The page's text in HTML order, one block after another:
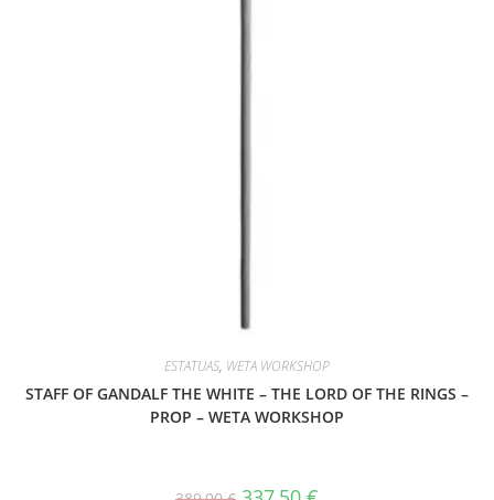
ESTATUAS, WETA WORKSHOP
STAFF OF GANDALF THE WHITE – THE LORD OF THE RINGS –
PROP – WETA WORKSHOP
El